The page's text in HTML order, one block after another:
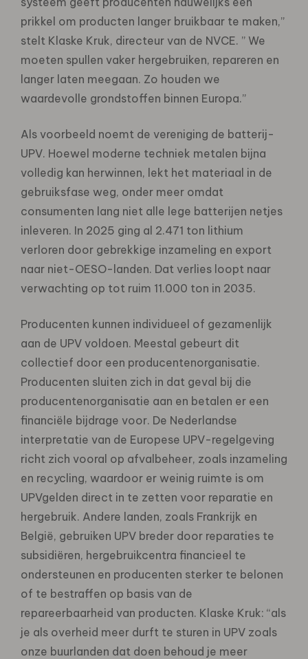
prikkel om producten langer bruikbaar te maken,”
stelt Klaske Kruk, directeur van de NVCE. ” We
moeten spullen vaker hergebruiken, repareren en
langer laten meegaan. Zo houden we
waardevolle grondstoffen binnen Europa.”
Als voorbeeld noemt de vereniging de batterij-
UPV. Hoewel moderne techniek metalen bijna
volledig kan herwinnen, lekt het materiaal in de
gebruiksfase weg, onder meer omdat
consumenten lang niet alle lege batterijen netjes
inleveren. In 2025 ging al 2.471 ton lithium
verloren door gebrekkige inzameling en export
naar niet-OESO-landen. Dat verlies loopt naar
verwachting op tot ruim 11.000 ton in 2035.
Producenten kunnen individueel of gezamenlijk
aan de UPV voldoen. Meestal gebeurt dit
collectief door een producentenorganisatie.
Producenten sluiten zich in dat geval bij die
producentenorganisatie aan en betalen er een
financiële bijdrage voor. De Nederlandse
interpretatie van de Europese UPV-regelgeving
richt zich vooral op afvalbeheer, zoals inzameling
en recycling, waardoor er weinig ruimte is om
UPVgelden direct in te zetten voor reparatie en
hergebruik. Andere landen, zoals Frankrijk en
België, gebruiken UPV breder door reparaties te
subsidiëren, hergebruikcentra financieel te
ondersteunen en producenten sterker te belonen
of te bestraffen op basis van de
repareerbaarheid van producten. Klaske Kruk: “als
je als overheid meer durft te sturen in UPV zoals
onze buurlanden dat doen behoud je meer